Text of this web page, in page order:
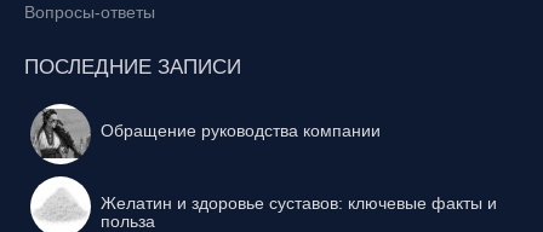
Вопросы-ответы
ПОСЛЕДНИЕ ЗАПИСИ
Обращение руководства компании
Желатин и здоровье суставов: ключевые факты и
польза